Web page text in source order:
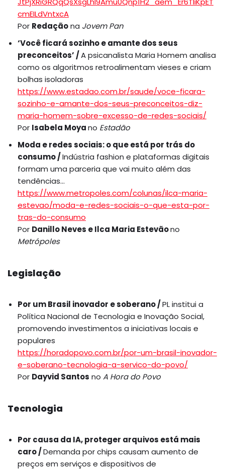
cmEILdVntxcA
Por Redaçãona Jovem Pan
‘Você ficará sozinho e amante dos seus
preconceitos’ /A psicanalista Maria Homem analisa
como os algoritmos retroalimentam vieses e criam
bolhas isoladoras
https://www.estadao.com.br/saude/voce-ficara-
sozinho-e-amante-dos-seus-preconceitos-diz-
maria-homem-sobre-excesso-de-redes-sociais/
Por Isabela Moyano Estadão
Moda e redes sociais: o que está por trás do
consumo /Indústria fashion e plataformas digitais
formam uma parceria que vai muito além das
tendências…
https://www.metropoles.com/colunas/ilca-maria-
estevao/moda-e-redes-sociais-o-que-esta-por-
tras-do-consumo
Por Danillo Neves e Ilca Maria Estevãono
Metrópoles
Legislação
Por um Brasil inovador e soberano /PL institui a
Política Nacional de Tecnologia e Inovação Social,
promovendo investimentos a iniciativas locais e
populares
https://horadopovo.com.br/por-um-brasil-inovador-
e-soberano-tecnologia-a-servico-do-povo/
Por Dayvid Santos no A Hora do Povo
Tecnologia
Por causa da IA, proteger arquivos está mais
caro /Demanda por chips causam aumento de
preços em serviços e dispositivos de